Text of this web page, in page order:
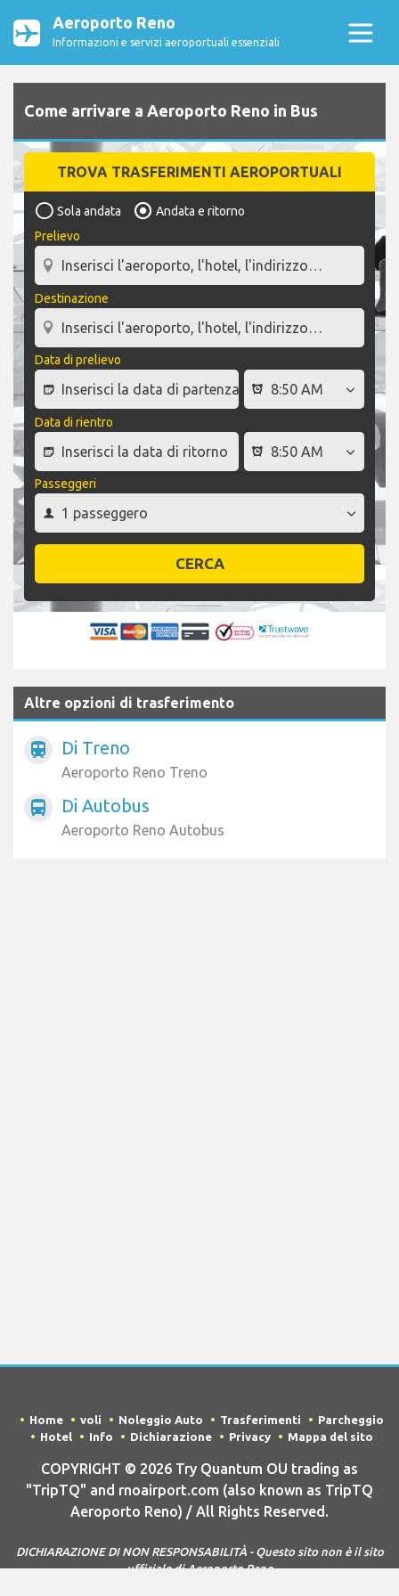
Aeroporto Reno
Informazioni e servizi aeroportuali essenziali
Come arrivare a Aeroporto Reno in Bus
TROVA TRASFERIMENTI AEROPORTUALI
Sola andata
Andata e ritorno
Prelievo
Destinazione
Data di prelievo
Data di rientro
Passeggeri
CERCA
Altre opzioni di trasferimento
train Di Treno
Aeroporto Reno Treno
directions_bus Di Autobus
Aeroporto Reno Autobus
Home voli Noleggio Auto Trasferimenti
Parcheggio
Hotel
Info Dichiarazione Privacy Mappa del sito
COPYRIGHT © 2026 Try Quantum OU trading as
"TripTQ" and rnoairport.com (also known as TripTQ
Aeroporto Reno) / All Rights Reserved.
DICHIARAZIONE DI NON RESPONSABILITÀ - Questo sito non è il sito
ufficiale di Aeroporto Reno